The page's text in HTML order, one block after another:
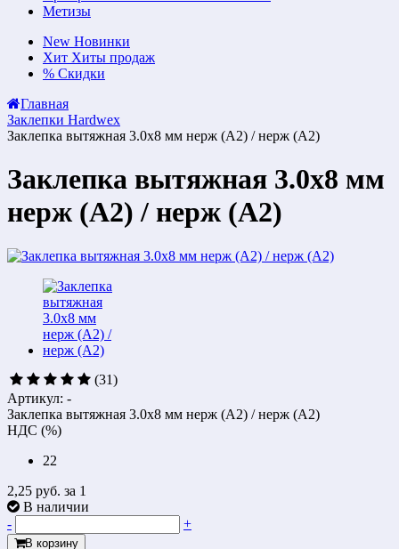
Метизы
New Новинки
Хит Хиты продаж
% Скидки
Главная
Заклепки Hardwex
Заклепка вытяжная 3.0х8 мм нерж (А2) / нерж (А2)
Заклепка вытяжная 3.0х8 мм
нерж (А2) / нерж (А2)
(31)
Артикул: -
Заклепка вытяжная 3.0х8 мм нерж (А2) / нерж (А2)
НДС (%)
22
2,25 руб. за 1
В наличии
-
+
В корзину